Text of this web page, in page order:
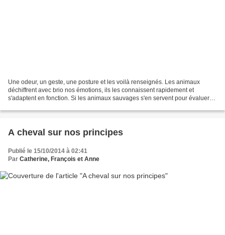
Une odeur, un geste, une posture et les voilà renseignés. Les animaux
déchiffrent avec brio nos émotions, ils les connaissent rapidement et
s'adaptent en fonction. Si les animaux sauvages s'en servent pour évaluer
A cheval sur nos principes
Publié le 15/10/2014 à 02:41
Par Catherine, François et Anne